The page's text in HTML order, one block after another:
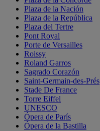
Plaza de la Nación
Plaza de la República
Plaza del Tertre
Pont Royal
Porte de Versailles
Roissy
Roland Garros
Sagrado Corazón
Saint-Germain-des-Prés
Stade De France
Torre Eiffel
UNESCO
Ópera de París
Ópera de la Bastilla